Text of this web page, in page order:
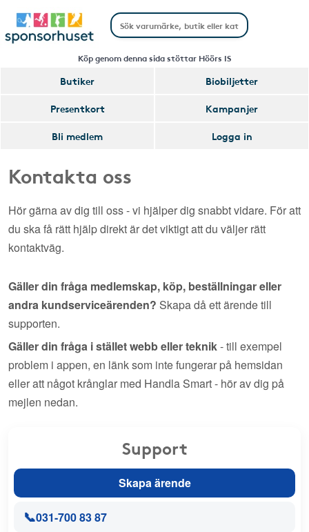
Köp genom denna sida stöttar Höörs IS
Butiker
Biobiljetter
Presentkort
Kampanjer
Bli medlem
Logga in
Kontakta oss
Hör gärna av dig till oss - vi hjälper dig snabbt vidare. För att
du ska få rätt hjälp direkt är det viktigt att du väljer rätt
kontaktväg.
Gäller din fråga medlemskap, köp, beställningar eller
andra kundserviceärenden? Skapa då ett ärende till
supporten.
Gäller din fråga i stället webb eller teknik- till exempel
problem i appen, en länk som inte fungerar på hemsidan
eller att något krånglar med Handla Smart - hör av dig på
mejlen nedan.
Support
Skapa ärende
📞031-700 83 87